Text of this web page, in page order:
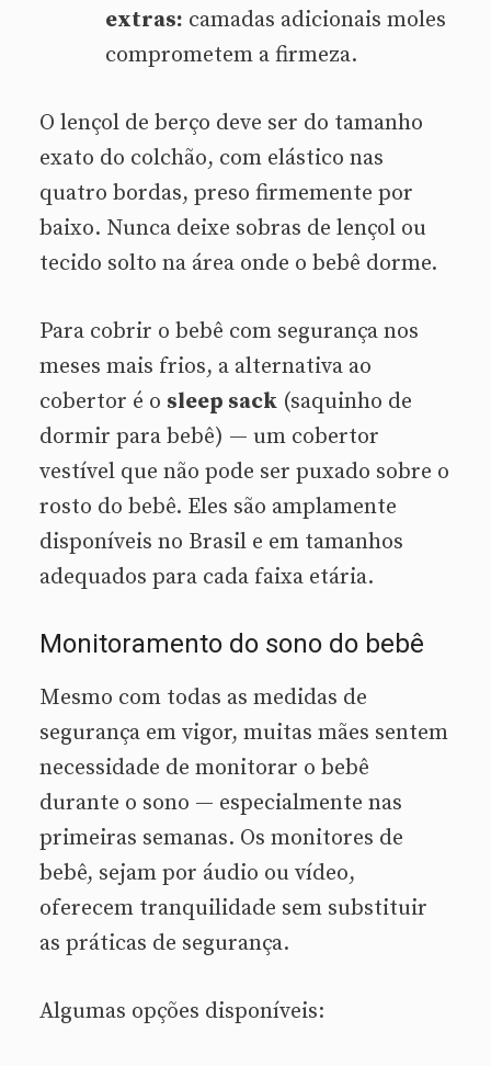
extras: camadas adicionais moles
comprometem a firmeza.
O lençol de berço deve ser do tamanho
exato do colchão, com elástico nas
quatro bordas, preso firmemente por
baixo. Nunca deixe sobras de lençol ou
tecido solto na área onde o bebê dorme.
Para cobrir o bebê com segurança nos
meses mais frios, a alternativa ao
cobertor é o sleep sack (saquinho de
dormir para bebê) — um cobertor
vestível que não pode ser puxado sobre o
rosto do bebê. Eles são amplamente
disponíveis no Brasil e em tamanhos
adequados para cada faixa etária.
Monitoramento do sono do bebê
Mesmo com todas as medidas de
segurança em vigor, muitas mães sentem
necessidade de monitorar o bebê
durante o sono — especialmente nas
primeiras semanas. Os monitores de
bebê, sejam por áudio ou vídeo,
oferecem tranquilidade sem substituir
as práticas de segurança.
Algumas opções disponíveis: